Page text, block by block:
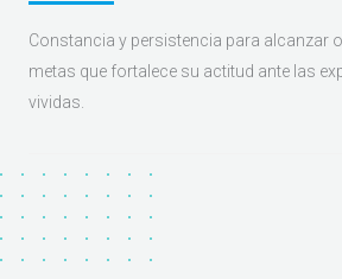
Constancia y persistencia para alcanzar
metas que fortalece su actitud ante las
vividas.